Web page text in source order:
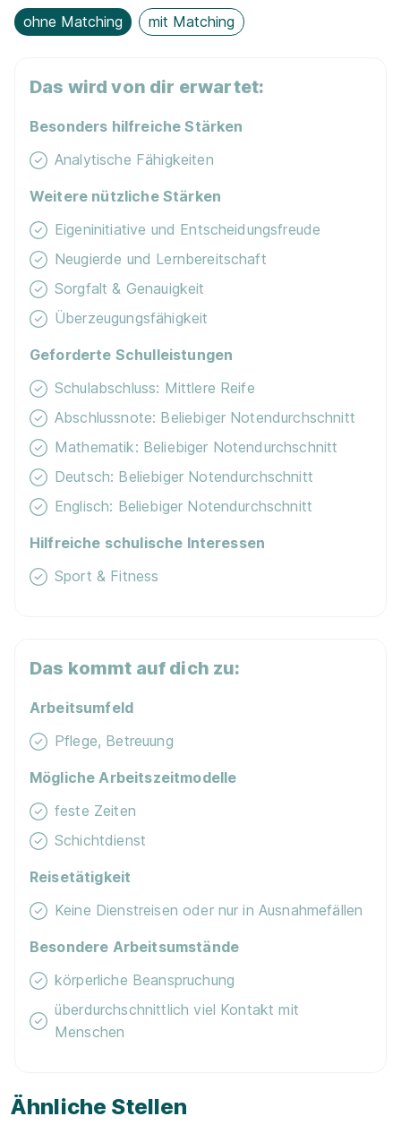
Ähnliche Stellen
ohne Matching mit Matching
Das wird von dir erwartet:
Besonders hilfreiche Stärken
Analytische Fähigkeiten
Weitere nützliche Stärken
Eigeninitiative und Entscheidungsfreude
Neugierde und Lernbereitschaft
Sorgfalt & Genauigkeit
Überzeugungsfähigkeit
Geforderte Schulleistungen
Schulabschluss: Mittlere Reife
Abschlussnote: Beliebiger Notendurchschnitt
Mathematik: Beliebiger Notendurchschnitt
Deutsch: Beliebiger Notendurchschnitt
Englisch: Beliebiger Notendurchschnitt
Hilfreiche schulische Interessen
Sport & Fitness
Das kommt auf dich zu:
Arbeitsumfeld
Pflege, Betreuung
Mögliche Arbeitszeitmodelle
feste Zeiten
Schichtdienst
Reisetätigkeit
Keine Dienstreisen oder nur in Ausnahmefällen
Besondere Arbeitsumstände
körperliche Beanspruchung
überdurchschnittlich viel Kontakt mit
Menschen